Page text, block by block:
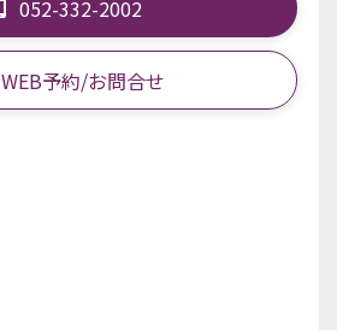
052-332-2002
WEB予約/お問合せ